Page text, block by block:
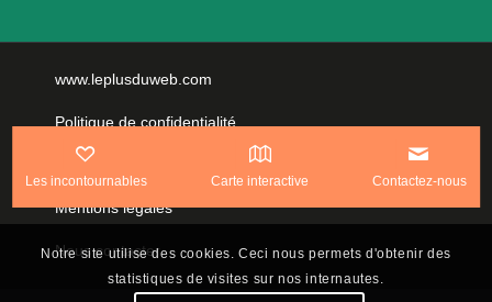
Les incontournables Carte interactive Contactez-nous
www.leplusduweb.com
Politique de confidentialité
Plan du site
Mentions légales
Nous contacter
Notre site utilise des cookies. Ceci nous permets d'obtenir des
statistiques de visites sur nos internautes.